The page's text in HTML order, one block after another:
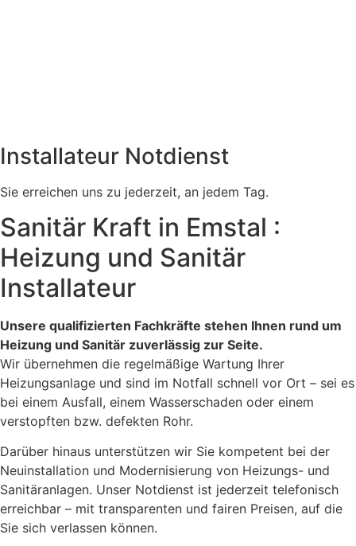
Installateur Notdienst
Sie erreichen uns zu jederzeit, an jedem Tag.
Sanitär Kraft in Emstal :
Heizung und Sanitär
Installateur
Unsere qualifizierten Fachkräfte stehen Ihnen rund um
Heizung und Sanitär zuverlässig zur Seite.
Wir übernehmen die regelmäßige Wartung Ihrer
Heizungsanlage und sind im Notfall schnell vor Ort – sei es
bei einem Ausfall, einem Wasserschaden oder einem
verstopften bzw. defekten Rohr.
Darüber hinaus unterstützen wir Sie kompetent bei der
Neuinstallation und Modernisierung von Heizungs- und
Sanitäranlagen. Unser Notdienst ist jederzeit telefonisch
erreichbar – mit transparenten und fairen Preisen, auf die
Sie sich verlassen können.